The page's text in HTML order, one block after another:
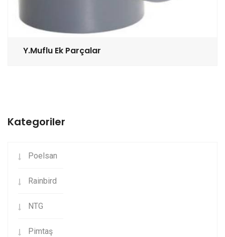
Y.Muflu Ek Parçalar
Kategoriler
Poelsan
Rainbird
NTG
Pimtaş